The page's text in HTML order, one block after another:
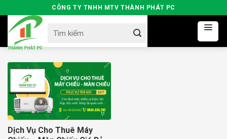
to
content
CÔNG TY TNHH MTV THÀNH PHÁT PC
for:
Dịch Vụ Cho Thuê Máy